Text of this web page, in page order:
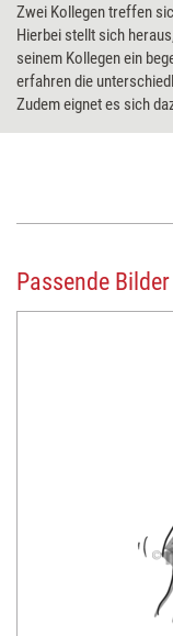
Zwei Kollegen treffen
Hierbei stellt sich
seinem Kollegen ein
erfahren die
Zudem eignet es sich
Passende